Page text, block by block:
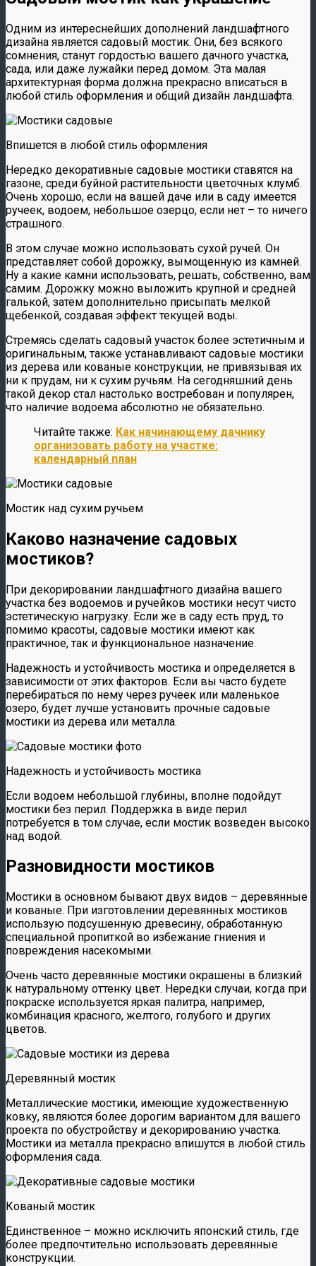
Одним из интереснейших дополнений ландшафтного
дизайна является садовый мостик. Они, без всякого
сомнения, станут гордостью вашего дачного участка,
сада, или даже лужайки перед домом. Эта малая
архитектурная форма должна прекрасно вписаться в
любой стиль оформления и общий дизайн ландшафта.
Впишется в любой стиль оформления
Нередко декоративные садовые мостики ставятся на
газоне, среди буйной растительности цветочных клумб.
Очень хорошо, если на вашей даче или в саду имеется
ручеек, водоем, небольшое озерцо, если нет – то ничего
страшного.
В этом случае можно использовать сухой ручей. Он
представляет собой дорожку, вымощенную из камней.
Ну а какие камни использовать, решать, собственно, вам
самим. Дорожку можно выложить крупной и средней
галькой, затем дополнительно присыпать мелкой
щебенкой, создавая эффект текущей воды.
Стремясь сделать садовый участок более эстетичным и
оригинальным, также устанавливают садовые мостики
из дерева или кованые конструкции, не привязывая их
ни к прудам, ни к сухим ручьям. На сегодняшний день
такой декор стал настолько востребован и популярен,
что наличие водоема абсолютно не обязательно.
Читайте также: Как начинающему дачнику
организовать работу на участке:
календарный план
Мостик над сухим ручьем
Каково назначение садовых
мостиков?
При декорировании ландшафтного дизайна вашего
участка без водоемов и ручейков мостики несут чисто
эстетическую нагрузку. Если же в саду есть пруд, то
помимо красоты, садовые мостики имеют как
практичное, так и функциональное назначение.
Надежность и устойчивость мостика и определяется в
зависимости от этих факторов. Если вы часто будете
перебираться по нему через ручеек или маленькое
озеро, будет лучше установить прочные садовые
мостики из дерева или металла.
Надежность и устойчивость мостика
Если водоем небольшой глубины, вполне подойдут
мостики без перил. Поддержка в виде перил
потребуется в том случае, если мостик возведен высоко
над водой.
Разновидности мостиков
Мостики в основном бывают двух видов – деревянные
и кованые. При изготовлении деревянных мостиков
использую подсушенную древесину, обработанную
специальной пропиткой во избежание гниения и
повреждения насекомыми.
Очень часто деревянные мостики окрашены в близкий
к натуральному оттенку цвет. Нередки случаи, когда при
покраске используется яркая палитра, например,
комбинация красного, желтого, голубого и других
цветов.
Деревянный мостик
Металлические мостики, имеющие художественную
ковку, являются более дорогим вариантом для вашего
проекта по обустройству и декорированию участка.
Мостики из металла прекрасно впишутся в любой стиль
оформления сада.
Кованый мостик
Единственное – можно исключить японский стиль, где
более предпочтительно использовать деревянные
конструкции.